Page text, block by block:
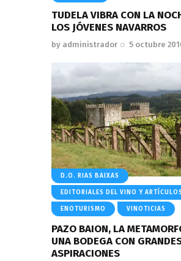
TUDELA VIBRA CON LA
LOS JÓVENES NAVARROS
by administrador 5 octubre
D.O. RIAS BAIXAS
EDITORIALES DEL VINO Y ARTÍCULOS
ENOTURISMO VINOTICIAS
PAZO BAION, LA
UNA BODEGA CON
ASPIRACIONES